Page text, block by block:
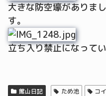
大きな防空壕がありま
す。
立ち入り禁止になってい
館山日記 ため池 コイ